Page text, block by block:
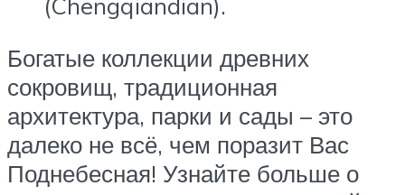
Богатые коллекции древних
сокровищ, традиционная
архитектура, парки и сады – это
далеко не всё, чем поразит Вас
Поднебесная! Узнайте больше о